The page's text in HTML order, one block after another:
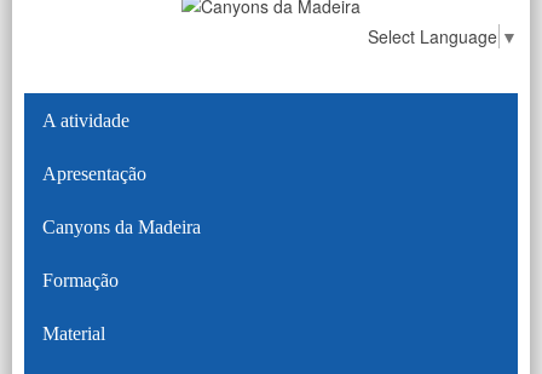
Select Language ▼
A atividade
Apresentação
Canyons da Madeira
Formação
Material